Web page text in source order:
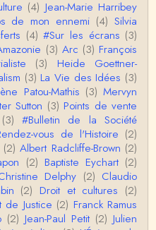
des torture…
FACT NOT FICTIONTho
of WaterlooBien que ce text
hâtive en ce qu
proportion relative e
de la variole, ils ont en
'une manière géné…
(4) Jean-Marie Harribey
de mon ennemi (4) Silvia
(4) #Sur les écrans (3)
(3) Arc (3) François
(3)
Heide Goettner-
(3) La Vie des Idées (3)
Patou-Mathis (3) Mervyn
Sutton (3) Points de vente
(3) #Bulletin de la Société
vous de l'Histoire (2)
(2) Albert Radcliffe-Brown (2)
(2) Baptiste Eychart (2)
Delphy (2) Claudio
(2) Droit et cultures (2)
de Justice (2) Franck Ramus
(2) Jean-Paul Petit (2) Julien